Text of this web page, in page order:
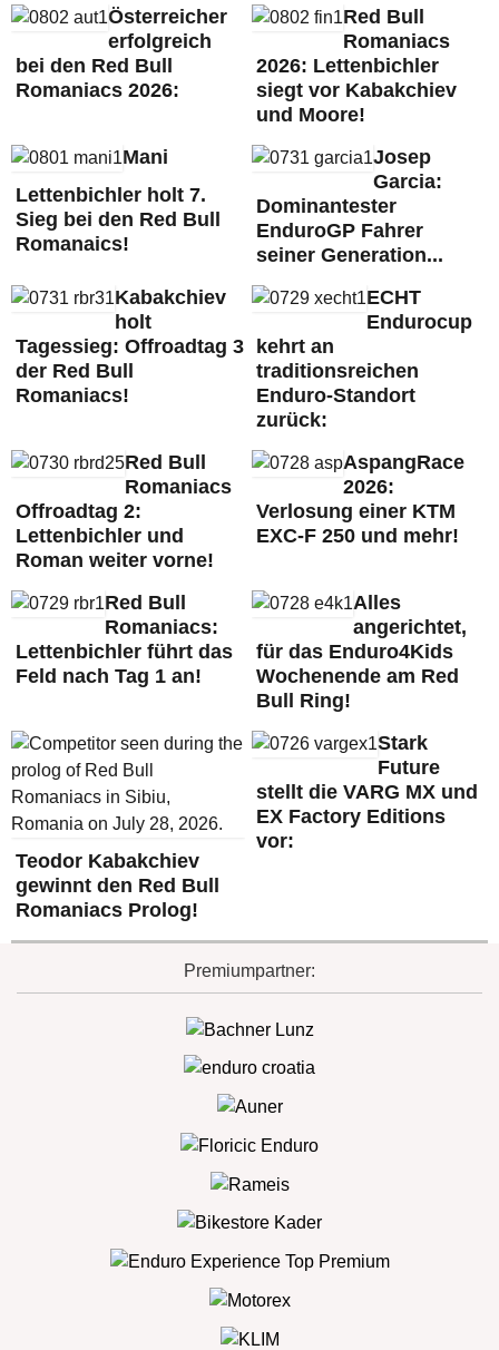
Österreicher
erfolgreich
bei den Red Bull
Romaniacs 2026:
Red Bull
Romaniacs
2026: Lettenbichler
siegt vor Kabakchiev
und Moore!
Mani
Lettenbichler holt 7.
Sieg bei den Red Bull
Romanaics!
Josep
Garcia:
Dominantester
EnduroGP Fahrer
seiner Generation...
Kabakchiev
holt
Tagessieg: Offroadtag 3
der Red Bull
Romaniacs!
ECHT
Endurocup
kehrt an
traditionsreichen
Enduro-Standort
zurück:
Red Bull
Romaniacs
Offroadtag 2:
Lettenbichler und
Roman weiter vorne!
AspangRace
2026:
Verlosung einer KTM
EXC-F 250 und mehr!
Red Bull
Romaniacs:
Lettenbichler führt das
Feld nach Tag 1 an!
Alles
angerichtet,
für das Enduro4Kids
Wochenende am Red
Bull Ring!
Teodor Kabakchiev
gewinnt den Red Bull
Romaniacs Prolog!
Stark
Future
stellt die VARG MX und
EX Factory Editions
vor:
Premiumpartner: